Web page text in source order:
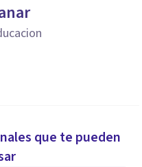
que te pueden